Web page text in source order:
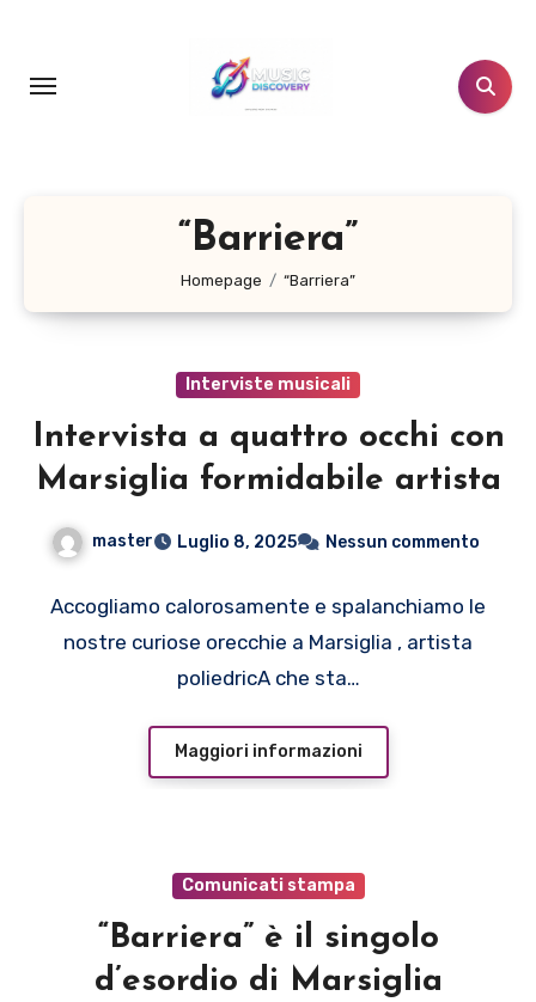
contenuto
“Barriera”
Homepage “Barriera”
Interviste musicali
Intervista a quattro occhi con
Marsiglia formidabile artista
master Luglio 8, 2025 Nessun commento
Accogliamo calorosamente e spalanchiamo le
nostre curiose orecchie a Marsiglia , artista
poliedricA che sta…
Maggiori informazioni
Comunicati stampa
“Barriera” è il singolo
d’esordio di Marsiglia